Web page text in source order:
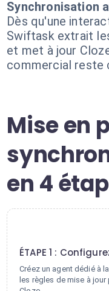
Synchronisation
Dès qu'une
Swiftask extrait
et met à jour
commercial reste
Mise en
en 4
ÉTAPE 1 :
Créez un agent dédié à
les règles de mise à